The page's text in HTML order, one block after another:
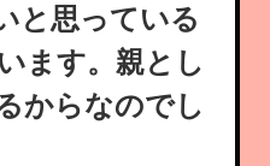
と思っている
ます。親とし
からなのでし